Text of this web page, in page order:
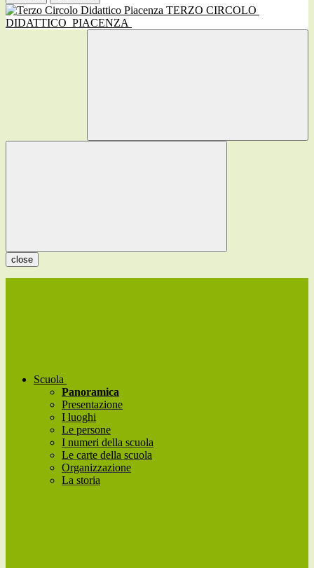
TERZO CIRCOLO
DIDATTICO PIACENZA
close
Scuola
Panoramica
Presentazione
I luoghi
Le persone
I numeri della scuola
Le carte della scuola
Organizzazione
La storia